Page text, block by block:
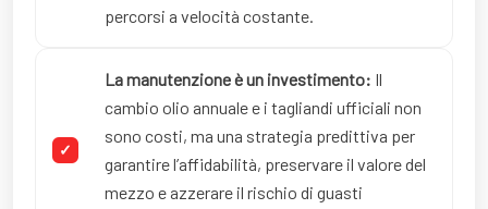
percorsi a velocità costante.
La manutenzione è un investimento: Il
cambio olio annuale e i tagliandi ufficiali non
sono costi, ma una strategia predittiva per
garantire l’affidabilità, preservare il valore del
mezzo e azzerare il rischio di guasti